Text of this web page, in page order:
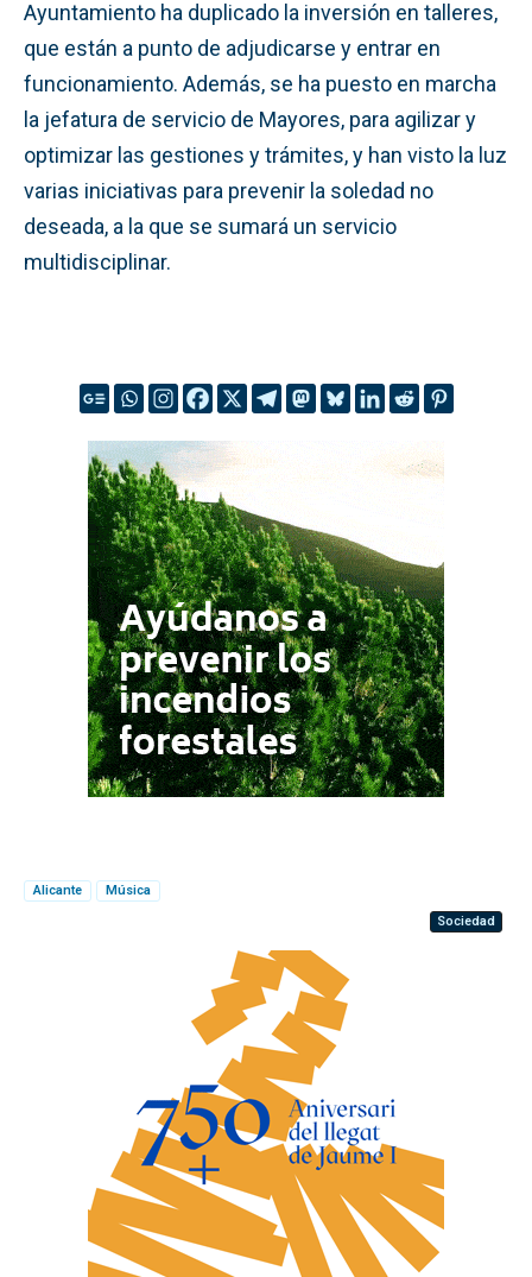
Ayuntamiento ha duplicado la inversión en talleres,
que están a punto de adjudicarse y entrar en
funcionamiento. Además, se ha puesto en marcha
la jefatura de servicio de Mayores, para agilizar y
optimizar las gestiones y trámites, y han visto la luz
varias iniciativas para prevenir la soledad no
deseada, a la que se sumará un servicio
multidisciplinar.
Alicante
Música
Sociedad